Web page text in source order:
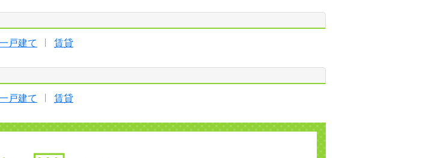
戸建て 賃貸
戸建て 賃貸